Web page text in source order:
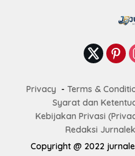
Privacy Terms &
Syarat dan
Kebijakan Privasi
Redaksi
Copyright @ 2022